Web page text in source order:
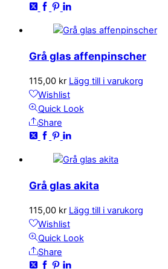
Grå glas affenpinscher
115,00 kr Lägg till i varukorg
Wishlist
Quick Look
Share
Grå glas akita
115,00 kr Lägg till i varukorg
Wishlist
Quick Look
Share